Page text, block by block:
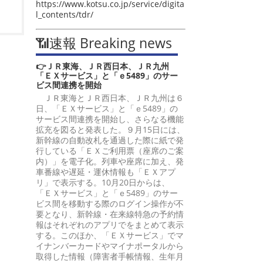
https://www.kotsu.co.jp/service/digita
l_contents/tdr/
📶速報 Breaking news
👉ＪＲ東海、ＪＲ西日本、ＪＲ九州
「ＥＸサービス」と「ｅ5489」のサー
ビス間連携を開始
ＪＲ東海とＪＲ西日本、ＪＲ九州は６
日、「ＥＸサービス」と「ｅ5489」の
サービス間連携を開始し、さらなる機能
拡充を図ると発表した。９月15日には、
新幹線の自動改札を通過した際に紙で発
行している「ＥＸご利用票（座席のご案
内）」を電子化。列車や座席に加え、発
車番線や遅延・運休情報も「ＥＸアプ
リ」で表示する。10月20日からは、
「ＥＸサービス」と「ｅ5489」のサー
ビス間を移動する際のログイン操作が不
要となり、新幹線・在来線特急の予約情
報はそれぞれのアプリでをまとめて表示
する。このほか、「ＥＸサービス」でマ
イナンバーカードやマイナポータルから
取得した情報（障害者手帳情報、生年月